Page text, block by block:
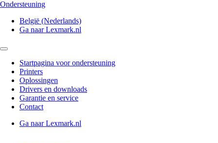
Ondersteuning
België (Nederlands)
Ga naar Lexmark.nl
Startpagina voor ondersteuning
Printers
Oplossingen
Drivers en downloads
Garantie en service
Contact
Ga naar Lexmark.nl